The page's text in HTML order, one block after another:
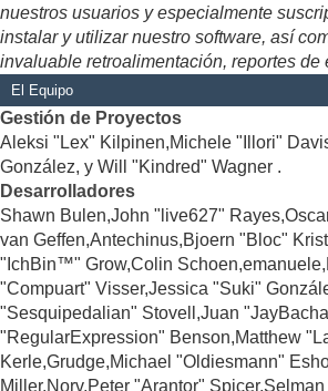
nuestros usuarios y especialmente
instalar y utilizar nuestro software, así
invaluable retroalimentación, reportes de
El Equipo
Gestión de Proyectos
Aleksi "Lex" Kilpinen,Michele "Illori"
González, y Will "Kindred" Wagner .
Desarrolladores
Shawn Bulen,John "live627"
van Geffen,Antechinus,Bjoern "Bloc"
"IchBin™" Grow,Colin
"Compuart" Visser,Jessica "Suki"
"Sesquipedalian" Stovell,Juan
"RegularExpression" Benson,Matthew
Kerle,Grudge,Michael "Oldiesmann"
Miller,Norv,Peter "Arantor"